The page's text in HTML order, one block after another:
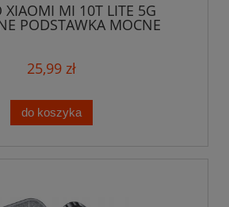
XIAOMI MI 10T LITE 5G
PODSTAWKA MOCNE
25,99 zł
do koszyka